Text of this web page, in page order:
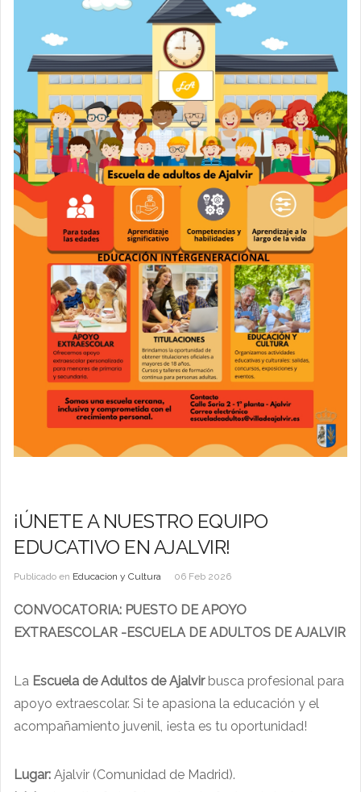
¡ÚNETE A NUESTRO EQUIPO
EDUCATIVO EN AJALVIR!
Publicado en Educacion y Cultura 06 Feb 2026
CONVOCATORIA: PUESTO DE APOYO
EXTRAESCOLAR -ESCUELA DE ADULTOS DE AJALVIR
La Escuela de Adultos de Ajalvirbusca profesional para
apoyo extraescolar. Si te apasiona la educación y el
acompañamiento juvenil, ¡esta es tu oportunidad!
Lugar: Ajalvir (Comunidad de Madrid).